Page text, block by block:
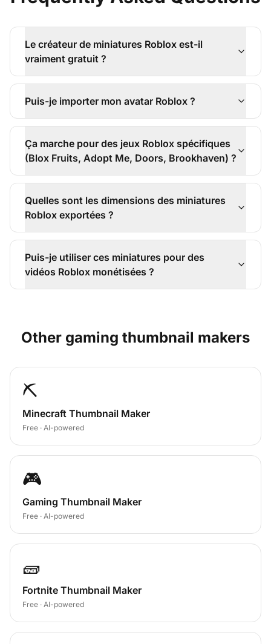
Le créateur de miniatures Roblox est-il
vraiment gratuit ?
Puis-je importer mon avatar Roblox ?
Ça marche pour des jeux Roblox spécifiques
(Blox Fruits, Adopt Me, Doors, Brookhaven) ?
Quelles sont les dimensions des miniatures
Roblox exportées ?
Puis-je utiliser ces miniatures pour des
vidéos Roblox monétisées ?
Other gaming thumbnail makers
⛏️
Minecraft Thumbnail Maker
Free · AI-powered
🎮
Gaming Thumbnail Maker
Free · AI-powered
🧱
Fortnite Thumbnail Maker
Free · AI-powered